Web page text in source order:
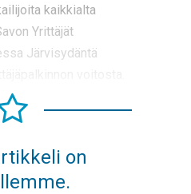
kaikkialta
Yrittäjät
Järvisydäntä
on